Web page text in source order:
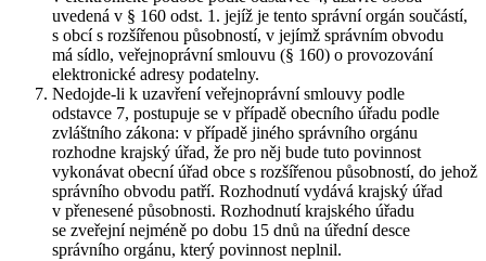
uvedená v § 160 odst. 1. jejíž je tento správní orgán součástí,
s obcí s rozšířenou působností, v jejímž správním obvodu
má sídlo, veřejnoprávní smlouvu (§ 160) o provozování
elektronické adresy podatelny.
Nedojde-li k uzavření veřejnoprávní smlouvy podle
odstavce 7, postupuje se v případě obecního úřadu podle
zvláštního zákona: v případě jiného správního orgánu
rozhodne krajský úřad, že pro něj bude tuto povinnost
vykonávat obecní úřad obce s rozšířenou působností, do jehož
správního obvodu patří. Rozhodnutí vydává krajský úřad
v přenesené působnosti. Rozhodnutí krajského úřadu
se zveřejní nejméně po dobu 15 dnů na úřední desce
správního orgánu, který povinnost neplnil.